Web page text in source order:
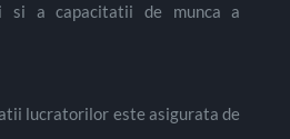
si a capacitatii de munca a
lucratorilor este asigurata de